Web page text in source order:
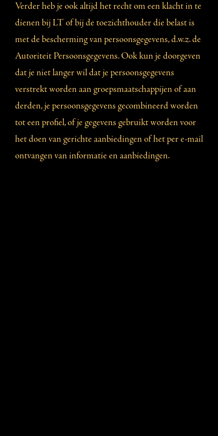
Verder heb je ook altijd het recht om een klacht in te
dienen bij LT of bij de toezichthouder die belast is
met de bescherming van persoonsgegevens, d.w.z. de
Autoriteit Persoonsgegevens. Ook kun je doorgeven
dat je niet langer wil dat je persoonsgegevens
verstrekt worden aan groepsmaatschappijen of aan
derden, je persoonsgegevens gecombineerd worden
tot een profiel, of je gegevens gebruikt worden voor
het doen van gerichte aanbiedingen of het per e-mail
ontvangen van informatie en aanbiedingen.